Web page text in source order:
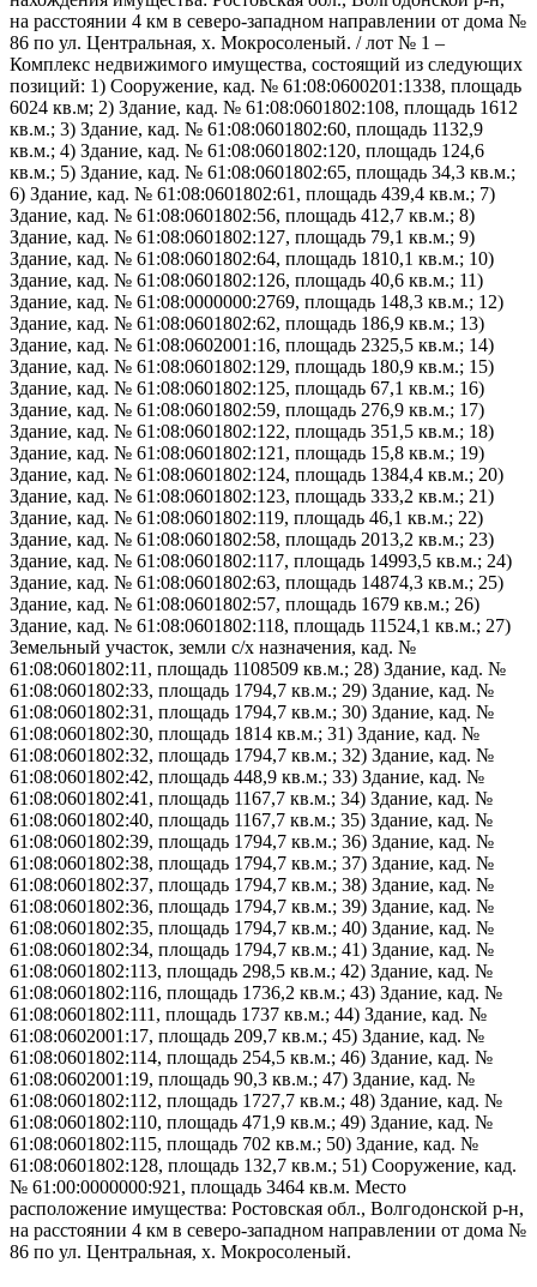
на расстоянии 4 км в северо-западном направлении от дома №
86 по ул. Центральная, х. Мокросоленый. / лот № 1 –
Комплекс недвижимого имущества, состоящий из следующих
позиций: 1) Сооружение, кад. № 61:08:0600201:1338, площадь
6024 кв.м; 2) Здание, кад. № 61:08:0601802:108, площадь 1612
кв.м.; 3) Здание, кад. № 61:08:0601802:60, площадь 1132,9
кв.м.; 4) Здание, кад. № 61:08:0601802:120, площадь 124,6
кв.м.; 5) Здание, кад. № 61:08:0601802:65, площадь 34,3 кв.м.;
6) Здание, кад. № 61:08:0601802:61, площадь 439,4 кв.м.; 7)
Здание, кад. № 61:08:0601802:56, площадь 412,7 кв.м.; 8)
Здание, кад. № 61:08:0601802:127, площадь 79,1 кв.м.; 9)
Здание, кад. № 61:08:0601802:64, площадь 1810,1 кв.м.; 10)
Здание, кад. № 61:08:0601802:126, площадь 40,6 кв.м.; 11)
Здание, кад. № 61:08:0000000:2769, площадь 148,3 кв.м.; 12)
Здание, кад. № 61:08:0601802:62, площадь 186,9 кв.м.; 13)
Здание, кад. № 61:08:0602001:16, площадь 2325,5 кв.м.; 14)
Здание, кад. № 61:08:0601802:129, площадь 180,9 кв.м.; 15)
Здание, кад. № 61:08:0601802:125, площадь 67,1 кв.м.; 16)
Здание, кад. № 61:08:0601802:59, площадь 276,9 кв.м.; 17)
Здание, кад. № 61:08:0601802:122, площадь 351,5 кв.м.; 18)
Здание, кад. № 61:08:0601802:121, площадь 15,8 кв.м.; 19)
Здание, кад. № 61:08:0601802:124, площадь 1384,4 кв.м.; 20)
Здание, кад. № 61:08:0601802:123, площадь 333,2 кв.м.; 21)
Здание, кад. № 61:08:0601802:119, площадь 46,1 кв.м.; 22)
Здание, кад. № 61:08:0601802:58, площадь 2013,2 кв.м.; 23)
Здание, кад. № 61:08:0601802:117, площадь 14993,5 кв.м.; 24)
Здание, кад. № 61:08:0601802:63, площадь 14874,3 кв.м.; 25)
Здание, кад. № 61:08:0601802:57, площадь 1679 кв.м.; 26)
Здание, кад. № 61:08:0601802:118, площадь 11524,1 кв.м.; 27)
Земельный участок, земли с/х назначения, кад. №
61:08:0601802:11, площадь 1108509 кв.м.; 28) Здание, кад. №
61:08:0601802:33, площадь 1794,7 кв.м.; 29) Здание, кад. №
61:08:0601802:31, площадь 1794,7 кв.м.; 30) Здание, кад. №
61:08:0601802:30, площадь 1814 кв.м.; 31) Здание, кад. №
61:08:0601802:32, площадь 1794,7 кв.м.; 32) Здание, кад. №
61:08:0601802:42, площадь 448,9 кв.м.; 33) Здание, кад. №
61:08:0601802:41, площадь 1167,7 кв.м.; 34) Здание, кад. №
61:08:0601802:40, площадь 1167,7 кв.м.; 35) Здание, кад. №
61:08:0601802:39, площадь 1794,7 кв.м.; 36) Здание, кад. №
61:08:0601802:38, площадь 1794,7 кв.м.; 37) Здание, кад. №
61:08:0601802:37, площадь 1794,7 кв.м.; 38) Здание, кад. №
61:08:0601802:36, площадь 1794,7 кв.м.; 39) Здание, кад. №
61:08:0601802:35, площадь 1794,7 кв.м.; 40) Здание, кад. №
61:08:0601802:34, площадь 1794,7 кв.м.; 41) Здание, кад. №
61:08:0601802:113, площадь 298,5 кв.м.; 42) Здание, кад. №
61:08:0601802:116, площадь 1736,2 кв.м.; 43) Здание, кад. №
61:08:0601802:111, площадь 1737 кв.м.; 44) Здание, кад. №
61:08:0602001:17, площадь 209,7 кв.м.; 45) Здание, кад. №
61:08:0601802:114, площадь 254,5 кв.м.; 46) Здание, кад. №
61:08:0602001:19, площадь 90,3 кв.м.; 47) Здание, кад. №
61:08:0601802:112, площадь 1727,7 кв.м.; 48) Здание, кад. №
61:08:0601802:110, площадь 471,9 кв.м.; 49) Здание, кад. №
61:08:0601802:115, площадь 702 кв.м.; 50) Здание, кад. №
61:08:0601802:128, площадь 132,7 кв.м.; 51) Сооружение, кад.
№ 61:00:0000000:921, площадь 3464 кв.м. Место
расположение имущества: Ростовская обл., Волгодонской р-н,
на расстоянии 4 км в северо-западном направлении от дома №
86 по ул. Центральная, х. Мокросоленый.